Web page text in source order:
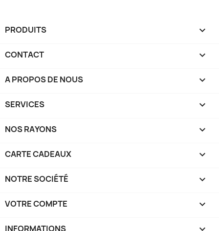
PRODUITS 
CONTACT 
A PROPOS DE NOUS 
SERVICES 
NOS RAYONS 
CARTE CADEAUX 
NOTRE SOCIÉTÉ 
VOTRE COMPTE 
INFORMATIONS